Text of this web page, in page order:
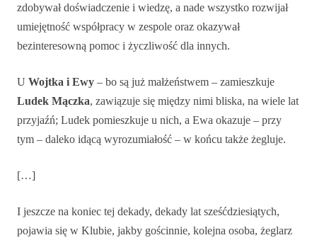
zdobywał doświadczenie i wiedzę, a nade wszystko rozwijał
umiejętność współpracy w zespole oraz okazywał
bezinteresowną pomoc i życzliwość dla innych.
U Wojtka i Ewy – bo są już małżeństwem – zamieszkuje
Ludek Mączka, zawiązuje się między nimi bliska, na wiele lat
przyjaźń; Ludek pomieszkuje u nich, a Ewa okazuje – przy
tym – daleko idącą wyrozumiałość – w końcu także żegluje.
[…]
I jeszcze na koniec tej dekady, dekady lat sześćdziesiątych,
pojawia się w Klubie, jakby gościnnie, kolejna osoba, żeglarz